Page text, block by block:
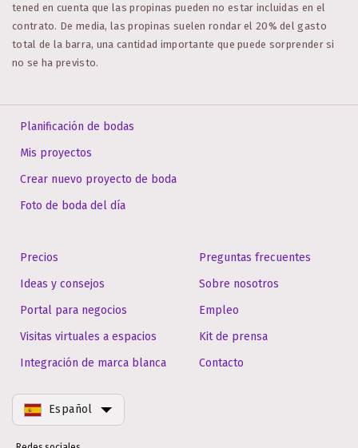
tened en cuenta que las propinas pueden no estar incluidas en el
contrato. De media, las propinas suelen rondar el 20% del gasto
total de la barra, una cantidad importante que puede sorprender si
no se ha previsto.
Planificación de bodas
Mis proyectos
Crear nuevo proyecto de boda
Foto de boda del día
Precios
Ideas y consejos
Portal para negocios
Visitas virtuales a espacios
Integración de marca blanca
Preguntas frecuentes
Sobre nosotros
Empleo
Kit de prensa
Contacto
Español